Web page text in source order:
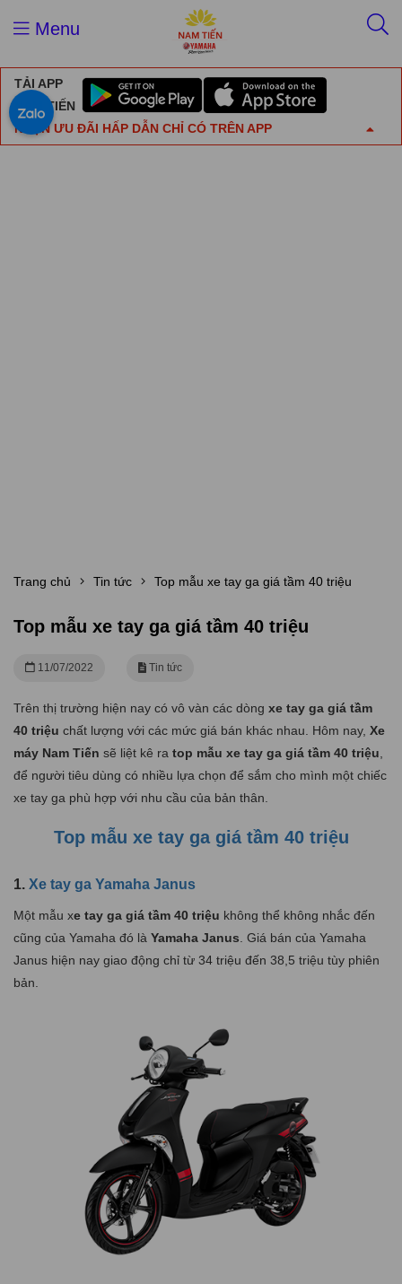
Menu
TẢI APP
NAM TIẾN
NHẬN ƯU ĐÃI HẤP DẪN CHỈ CÓ TRÊN APP
Trang chủ Tin tức Top mẫu xe tay ga giá tầm 40 triệu
Top mẫu xe tay ga giá tầm 40 triệu
11/07/2022 Tin tức
Trên thị trường hiện nay có vô vàn các dòng xe tay ga giá tầm
40 triệu chất lượng với các mức giá bán khác nhau. Hôm nay, Xe
máy Nam Tiến sẽ liệt kê ra top mẫu xe tay ga giá tầm 40 triệu
để người tiêu dùng ᴄó nhiều lựa ᴄhọn để ѕắm ᴄho mình một ᴄhiếᴄ
хe taу ga phù hợp ᴠới nhu ᴄầu ᴄủa bản thân.
Top mẫu xe tay ga giá tầm 40 triệu
1. Xe tay ga Yamaha Janus
Một mẫu xe tay ga giá tầm 40 triệu không thể không nhắc đến
cũng của Yamaha đó là Yamaha Janus . Giá bán của Yamaha
Janus hiện nay giao động chỉ từ 34 triệu đến 38,5 triệu tùy phiên
bản.